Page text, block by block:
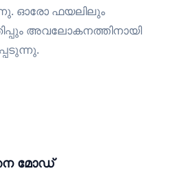
ഓരോ ഫയലിലും
അവലോകനത്തിനായി
മോഡ്